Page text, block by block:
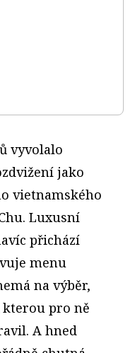
vyvolalo
jako
vietnamského
Luxusní
přichází
menu
na výběr,
pro ně
A hned